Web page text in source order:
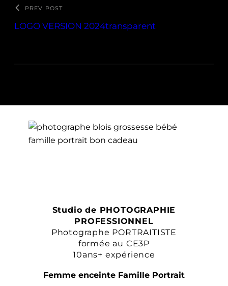
PREV POST
LOGO VERSION 2024transparent
Studio de PHOTOGRAPHIE
PROFESSIONNEL
Photographe PORTRAITISTE
formée au CE3P
10ans+ expérience
Femme enceinte Famille Portrait